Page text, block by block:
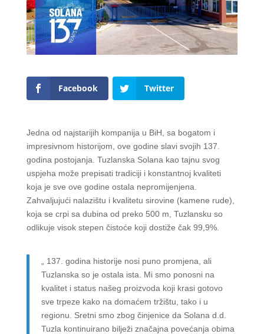
Facebook Twitter
Jedna od najstarijih kompanija u BiH, sa bogatom i
impresivnom historijom, ove godine slavi svojih 137.
godina postojanja. Tuzlanska Solana kao tajnu svog
uspjeha može prepisati tradiciji i konstantnoj kvaliteti
koja je sve ove godine ostala nepromijenjena.
Zahvaljujući nalazištu i kvalitetu sirovine (kamene rude),
koja se crpi sa dubina od preko 500 m, Tuzlansku so
odlikuje visok stepen čistoće koji dostiže čak 99,9%.
„ 137. godina historije nosi puno promjena, ali
Tuzlanska so je ostala ista. Mi smo ponosni na
kvalitet i status našeg proizvoda koji krasi gotovo
sve trpeze kako na domaćem tržištu, tako i u
regionu. Sretni smo zbog činjenice da Solana d.d.
Tuzla kontinuirano bilježi značajna povećanja obima